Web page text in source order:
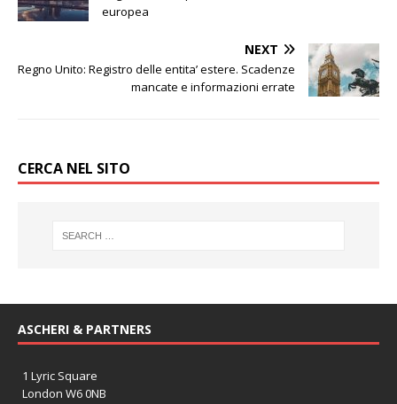
europea
NEXT
Regno Unito: Registro delle entita’ estere. Scadenze
mancate e informazioni errate
CERCA NEL SITO
ASCHERI & PARTNERS
1 Lyric Square
London W6 0NB